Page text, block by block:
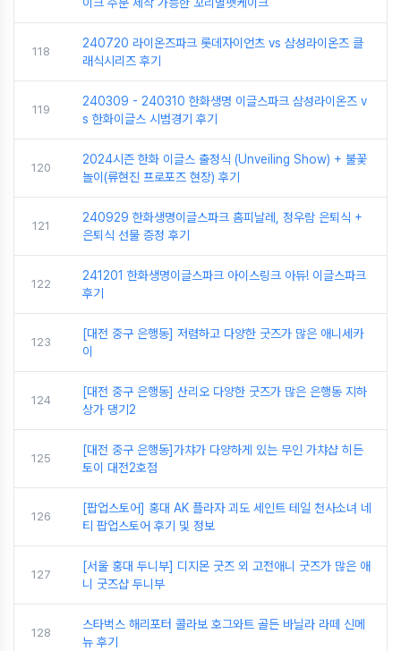
이크 주문 제작 가능한 꼬리별펫케이크
118
240720 라이온즈파크 롯데자이언츠 vs 삼성라이온즈 클
래식시리즈 후기
119
240309 - 240310 한화생명 이글스파크 삼성라이온즈 v
s 한화이글스 시범경기 후기
120
2024시즌 한화 이글스 출정식 (Unveiling Show) + 불꽃
놀이(류현진 프로포즈 현장) 후기
121
240929 한화생명이글스파크 홈피날레, 정우람 은퇴식 +
은퇴식 선물 증정 후기
122
241201 한화생명이글스파크 아이스링크 아듀! 이글스파크
후기
123
[대전 중구 은행동] 저렴하고 다양한 굿즈가 많은 애니세카
이
124
[대전 중구 은행동] 산리오 다양한 굿즈가 많은 은행동 지하
상가 댕기2
125
[대전 중구 은행동]가챠가 다양하게 있는 무인 가챠샵 히든
토이 대전2호점
126
[팝업스토어] 홍대 AK 플라자 괴도 세인트 테일 천사소녀 네
티 팝업스토어 후기 및 정보
127
[서울 홍대 두니부] 디지몬 굿즈 외 고전애니 굿즈가 많은 애
니 굿즈샵 두니부
128
스타벅스 해리포터 콜라보 호그와트 골든 바닐라 라떼 신메
뉴 후기